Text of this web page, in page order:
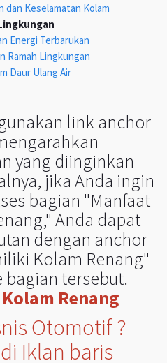
dan Keselamatan Kolam
Energi Terbarukan
Ramah Lingkungan
Daur Ulang Air
link anchor
yang diinginkan
jika Anda ingin
bagian "Manfaat
Anda dapat
dengan anchor
Kolam Renang"
bagian tersebut.
Renang
Otomotif ?
Iklan baris